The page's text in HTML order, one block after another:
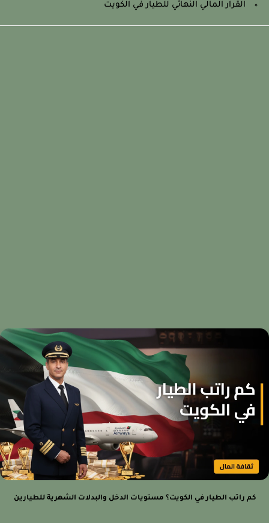
القرار المالي النهائي للطيار في الكويت
كم راتب الطيار في الكويت؟ مستويات الدخل والبدلات الشهرية للطيارين